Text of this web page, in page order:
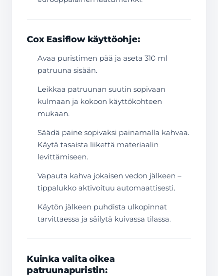
Cox Easiflow käyttöohje:
Avaa puristimen pää ja aseta 310 ml
patruuna sisään.
Leikkaa patruunan suutin sopivaan
kulmaan ja kokoon käyttökohteen
mukaan.
Säädä paine sopivaksi painamalla kahvaa.
Käytä tasaista liikettä materiaalin
levittämiseen.
Vapauta kahva jokaisen vedon jälkeen –
tippalukko aktivoituu automaattisesti.
Käytön jälkeen puhdista ulkopinnat
tarvittaessa ja säilytä kuivassa tilassa.
Kuinka valita oikea
patruunapuristin: